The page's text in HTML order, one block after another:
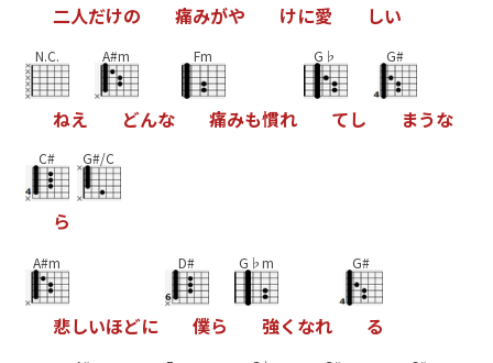
二人だけの 痛みがや けに愛 しい
N.C.
ねえ
A#m
どんな
Fm
痛みも慣れ
G♭
てし
G#
まうな
C#
ら
G#/C
A#m
悲しいほどに
D#
僕ら
G♭m
強く なれ
G#
る